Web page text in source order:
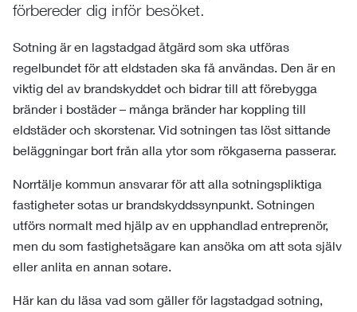
förbereder dig inför besöket.
Sotning är en lagstadgad åtgärd som ska utföras
regelbundet för att eldstaden ska få användas. Den är en
viktig del av brandskyddet och bidrar till att förebygga
bränder i bostäder – många bränder har koppling till
eldstäder och skorstenar. Vid sotningen tas löst sittande
beläggningar bort från alla ytor som rökgaserna passerar.
Norrtälje kommun ansvarar för att alla sotningspliktiga
fastigheter sotas ur brandskyddssynpunkt. Sotningen
utförs normalt med hjälp av en upphandlad entreprenör,
men du som fastighetsägare kan ansöka om att sota själv
eller anlita en annan sotare.
Här kan du läsa vad som gäller för lagstadgad sotning,